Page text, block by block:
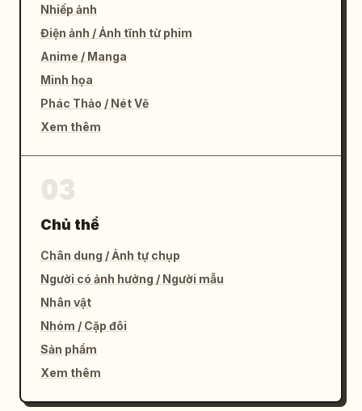
Nhiếp ảnh
Điện ảnh / Ảnh tĩnh từ phim
Anime / Manga
Minh họa
Phác Thảo / Nét Vẽ
Xem thêm
Chủ thể
Chân dung / Ảnh tự chụp
Người có ảnh hưởng / Người mẫu
Nhân vật
Nhóm / Cặp đôi
Sản phẩm
Xem thêm